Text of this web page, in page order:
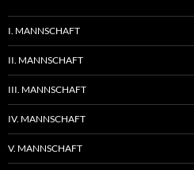
I. MANNSCHAFT
II. MANNSCHAFT
III. MANNSCHAFT
IV. MANNSCHAFT
V. MANNSCHAFT